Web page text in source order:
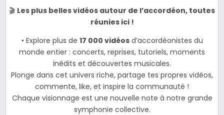
🎬 Les plus belles vidéos autour de l’accordéon, toutes
réunies ici !
• Explore plus de 17 000 vidéosd’accordéonistes du
monde entier : concerts, reprises, tutoriels, moments
inédits et découvertes musicales.
Plonge dans cet univers riche, partage tes propres vidéos,
commente, like, et inspire la communauté !
Chaque visionnage est une nouvelle note à notre grande
symphonie collective.